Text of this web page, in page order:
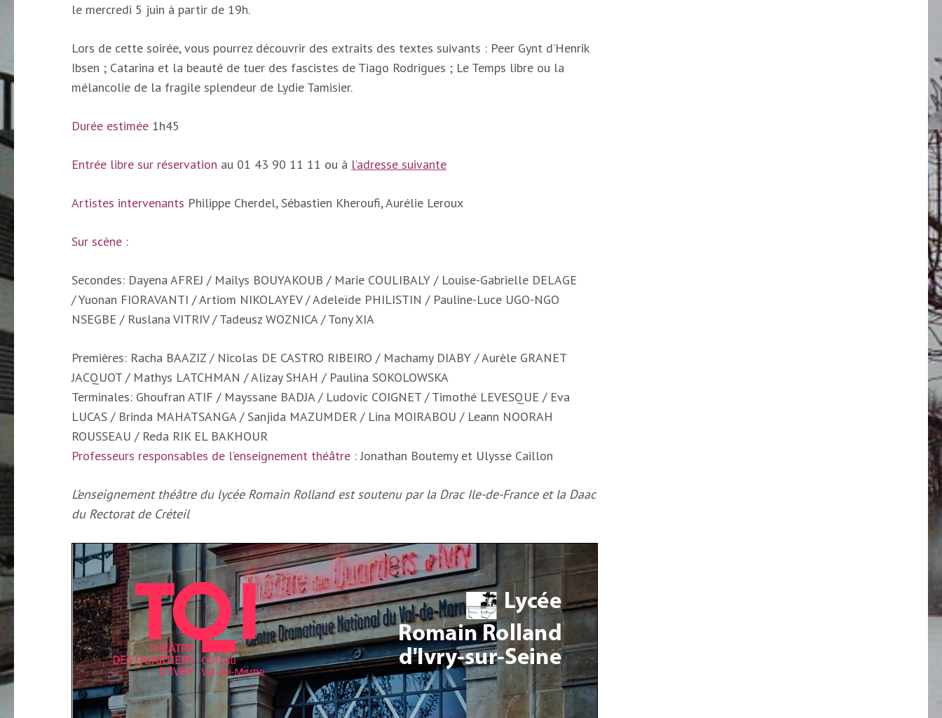
le mercredi 5 juin à partir de 19h.
Lors de cette soirée, vous pourrez découvrir des extraits des textes suivants : Peer Gynt d’Henrik
Ibsen ; Catarina et la beauté de tuer des fascistes de Tiago Rodrigues ; Le Temps libre ou la
mélancolie de la fragile splendeur de Lydie Tamisier.
Durée estimée 1h45
Entrée libre sur réservation au 01 43 90 11 11 ou à l’adresse suivante
Artistes intervenants Philippe Cherdel, Sébastien Kheroufi, Aurélie Leroux
Sur scène :
Secondes: Dayena AFREJ / Mailys BOUYAKOUB / Marie COULIBALY / Louise-Gabrielle DELAGE
/ Yuonan FIORAVANTI / Artiom NIKOLAYEV / Adeleïde PHILISTIN / Pauline-Luce UGO-NGO
NSEGBE / Ruslana VITRIV / Tadeusz WOZNICA / Tony XIA
Premières: Racha BAAZIZ / Nicolas DE CASTRO RIBEIRO / Machamy DIABY / Aurèle GRANET
JACQUOT / Mathys LATCHMAN / Alizay SHAH / Paulina SOKOLOWSKA
Terminales: Ghoufran ATIF / Mayssane BADJA / Ludovic COIGNET / Timothé LEVESQUE / Eva
LUCAS / Brinda MAHATSANGA / Sanjida MAZUMDER / Lina MOIRABOU / Leann NOORAH
ROUSSEAU / Reda RIK EL BAKHOUR
Professeurs responsables de l’enseignement théâtre :Jonathan Boutemy et Ulysse Caillon
L’enseignement théâtre du lycée Romain Rolland est soutenu par la Drac Ile-de-France et la Daac
du Rectorat de Créteil